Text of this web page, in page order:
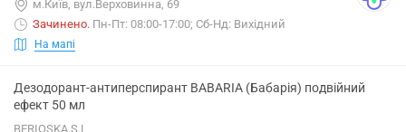
м.Київ, вул.Верховинна, 69
Зачинено. Пн-Пт: 08:00-17:00; Сб-Нд: Вихідний
На мапі
Дезодорант-антиперспирант BABARIA (Бабарія) подвійний
ефект 50 мл
BERIOSKA.S.L